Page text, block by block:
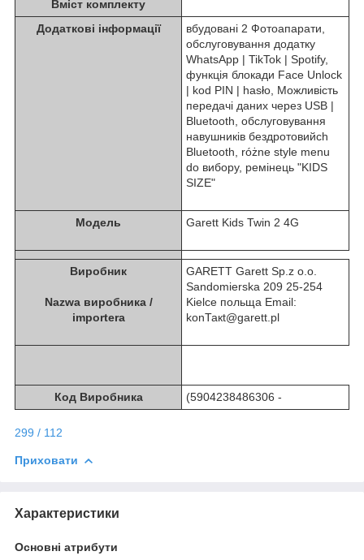
Вміст комплекту
Додаткові інформації
вбудовані 2 Фотоапарати,
обслуговування додатку
WhatsApp | TikTok | Spotify,
функція блокади Face Unlock
| kod PIN | hasło, Можливість
передачі даних через USB |
Bluetooth, обслуговування
навушників бездротовийch
Bluetooth, różne style menu
do вибору, ремінець "KIDS
SIZE"
Модель Garett Kids Twin 2 4G
Виробник
Nazwa виробника /
importera
GARETT Garett Sp.z o.o.
Sandomierska 209 25-254
Kielce польща Email:
konТакt@garett.pl
Код Виробника (5904238486306 -
299 / 112
Приховати
Характеристики
Основні атрибути